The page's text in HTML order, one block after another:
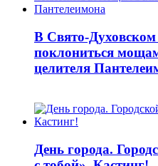
В Свято-
поклониться
целителя
День города.